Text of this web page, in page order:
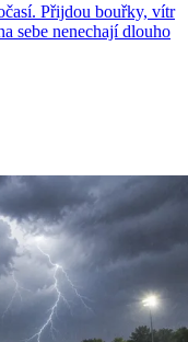
Přijdou bouřky, vítr
sebe nenechají dlouho